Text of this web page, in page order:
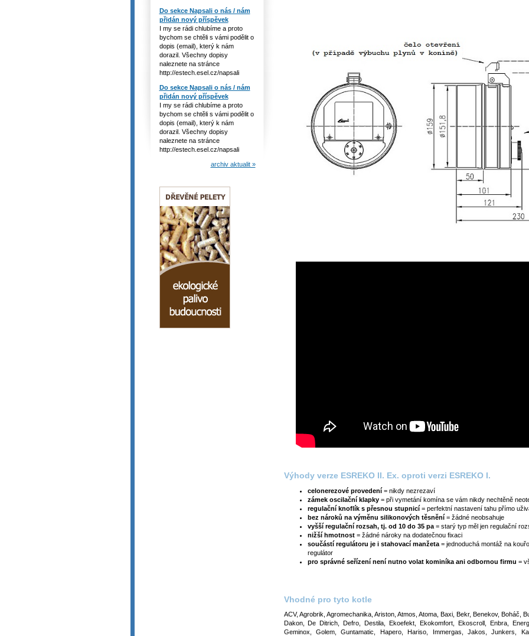
Do sekce Napsali o nás / nám
přidán nový příspěvek
I my se rádi chlubíme a proto
bychom se chtěli s vámi podělit o
dopis (email), který k nám
dorazil. Všechny dopisy
naleznete na stránce
http://estech.esel.cz/napsali
Do sekce Napsali o nás / nám
přidán nový příspěvek
I my se rádi chlubíme a proto
bychom se chtěli s vámi podělit o
dopis (email), který k nám
dorazil. Všechny dopisy
naleznete na stránce
http://estech.esel.cz/napsali
archiv aktualit »
Výhody verze ESREKO II. Ex. oproti verzi ESREKO I.
celonerezové provedení= nikdy nezrezaví
zámek oscilační klapky= při vymetání komína se vám nikdy nechtěně
regulační knoflík s přesnou stupnicí= perfektní nastavení tahu přímo
bez nároků na výměnu silikonových těsnění= žádné neobsahuje
vyšší regulační rozsah, tj. od 10 do 35 pa= starý typ měl jen regulační
nižší hmotnost= žádné nároky na dodatečnou fixaci
součástí regulátoru je i stahovací manžeta= jednoduchá montáž na
regulátor
pro správné seřízení není nutno volat kominíka ani odbornou firmu =
Vhodné pro tyto kotle
ACV, Agrobrik, Agromechanika, Ariston, Atmos, Atoma, Baxi, Bekr, Benekov, Boháč,
Dakon, De Ditrich, Defro, Destila, Ekoefekt, Ekokomfort, Ekoscroll, Enbra,
Geminox, Golem, Guntamatic, Hapero, Hariso, Immergas, Jakos, Junkers,